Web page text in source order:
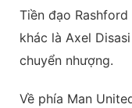
Tiền đạo
khác là Axel
chuyển nhượng.
Về phía Man